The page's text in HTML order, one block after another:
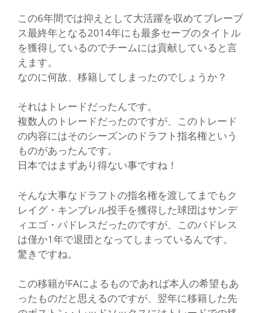
この6年間では抑えとして大活躍を収めてブレーブ
ス最終年となる2014年にも最多セーブのタイトル
を獲得しているのでチームには貢献していると言
えます。
なのに何故、移籍してしまったのでしょうか？
それはトレードだったんです。
複数人のトレードだったのですが、このトレード
の内容にはそのシーズンのドラフト指名権という
ものがあったんです。
日本ではまずあり得ない事ですね！
そんな大事なドラフトの指名権を渡してまでもク
レイグ・キンブレル投手を獲得した球団はサンデ
ィエゴ・パドレスだったのですが、このパドレス
は僅か1年で退団となってしまっているんです。
驚きですね。
この移籍がFAによるものであれば本人の希望もあ
ったものだと思えるのですが、翌年に移籍した先